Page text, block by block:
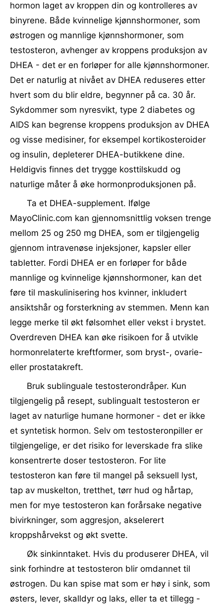
hormon laget av kroppen din og kontrolleres av
binyrene. Både kvinnelige kjønnshormoner, som
østrogen og mannlige kjønnshormoner, som
testosteron, avhenger av kroppens produksjon av
DHEA - det er en forløper for alle kjønnshormoner.
Det er naturlig at nivået av DHEA reduseres etter
hvert som du blir eldre, begynner på ca. 30 år.
Sykdommer som nyresvikt, type 2 diabetes og
AIDS kan begrense kroppens produksjon av DHEA
og visse medisiner, for eksempel kortikosteroider
og insulin, depleterer DHEA-butikkene dine.
Heldigvis finnes det trygge kosttilskudd og
naturlige måter å øke hormonproduksjonen på.
Ta et DHEA-supplement. Ifølge
MayoClinic.com kan gjennomsnittlig voksen trenge
mellom 25 og 250 mg DHEA, som er tilgjengelig
gjennom intravenøse injeksjoner, kapsler eller
tabletter. Fordi DHEA er en forløper for både
mannlige og kvinnelige kjønnshormoner, kan det
føre til maskulinisering hos kvinner, inkludert
ansiktshår og forsterkning av stemmen. Menn kan
legge merke til økt følsomhet eller vekst i brystet.
Overdreven DHEA kan øke risikoen for å utvikle
hormonrelaterte kreftformer, som bryst-, ovarie-
eller prostatakreft.
Bruk sublinguale testosterondråper. Kun
tilgjengelig på resept, sublingualt testosteron er
laget av naturlige humane hormoner - det er ikke
et syntetisk hormon. Selv om testosteronpiller er
tilgjengelige, er det risiko for leverskade fra slike
konsentrerte doser testosteron. For lite
testosteron kan føre til mangel på seksuell lyst,
tap av muskelton, tretthet, tørr hud og hårtap,
men for mye testosteron kan forårsake negative
bivirkninger, som aggresjon, akselerert
kroppshårvekst og økt svette.
Øk sinkinntaket. Hvis du produserer DHEA, vil
sink forhindre at testosteron blir omdannet til
østrogen. Du kan spise mat som er høy i sink, som
østers, lever, skalldyr og laks, eller ta et tillegg -